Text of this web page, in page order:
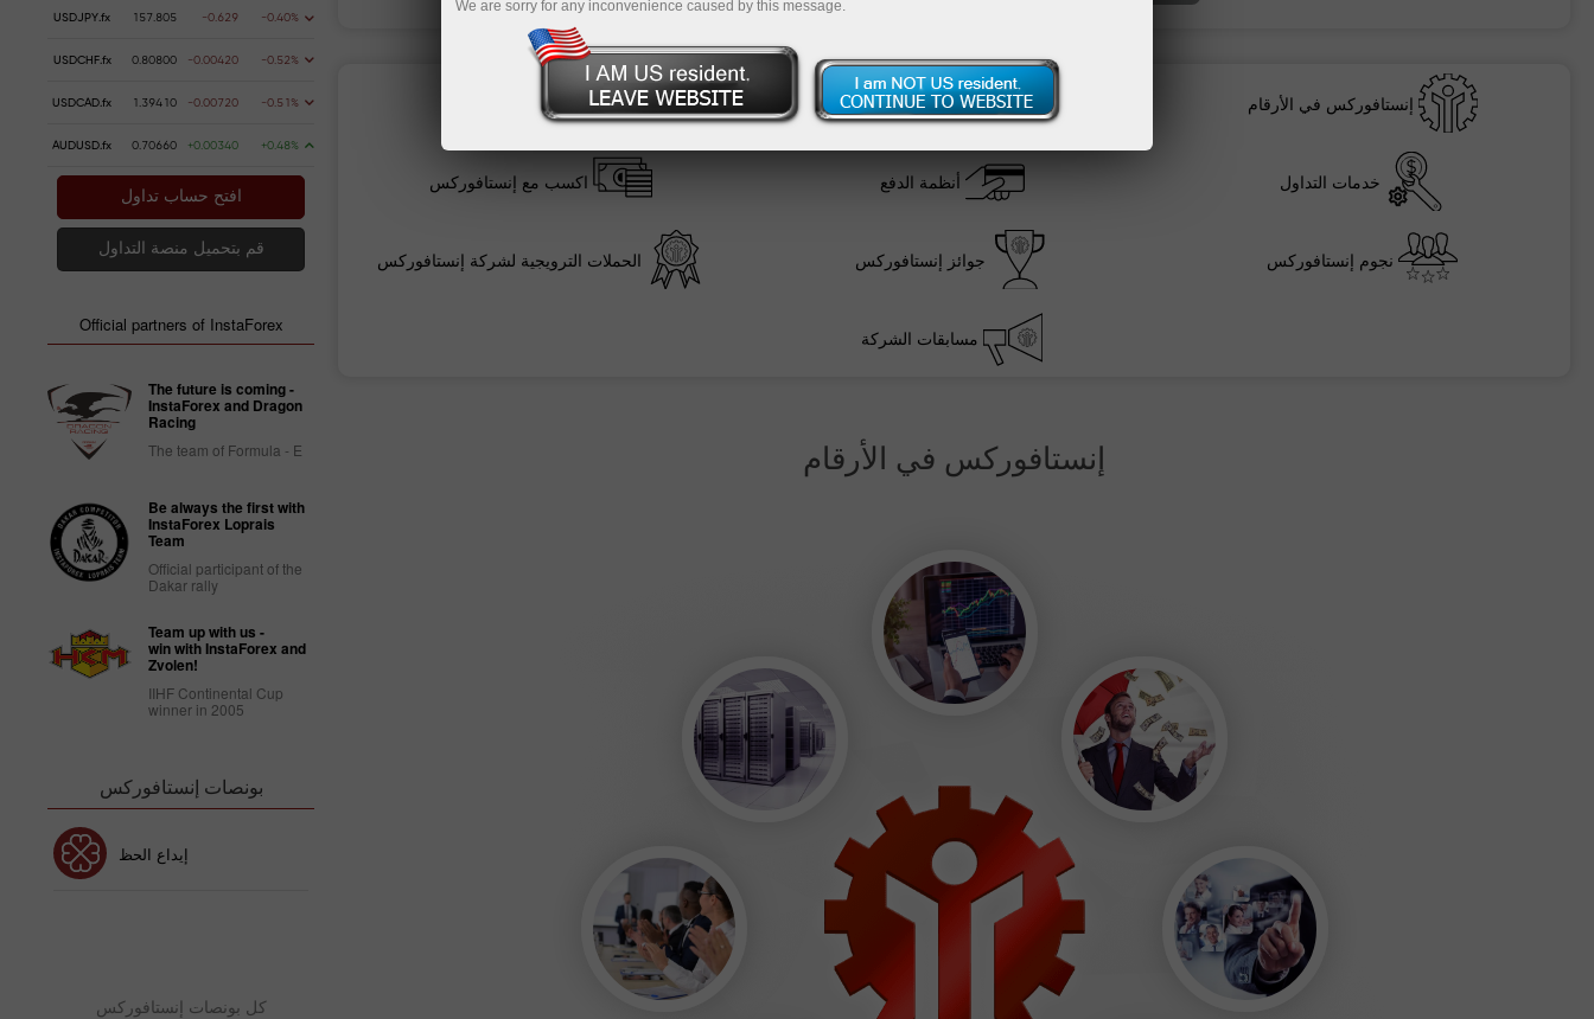
إنستافوركس في الأرقام ظروف التداول أدوات مالية
خدمات التداول أنظمة الدفع اكسب مع إنستافوركس
نجوم إنستافوركس جوائز إنستافوركس الحملات الترويجية لشركة إنستافوركس
مسابقات الشركة
إنستافوركس في الأرقام
USDJPY.fx 157.805 -0.629 -0.40%
USDCHF.fx 0.80800 -0.00420 -0.52%
USDCAD.fx 1.39410 -0.00720 -0.51%
AUDUSD.fx 0.70660 +0.00340 +0.48%
افتح حساب تداول
قم بتحميل منصة التداول
Official partners of InstaForex
The future is coming -
InstaForex and Dragon
Racing
The team of Formula - E
Be always the first with
InstaForex Loprais
Team
Official participant of the
Dakar rally
Team up with us -
win with InstaForex and
Zvolen!
IIHF Continental Cup
winner in 2005
بونصات إنستافوركس
إيداع الحظ إيداع الحظ
كل بونصات إنستافوركس
We are sorry for any inconvenience caused by this message.